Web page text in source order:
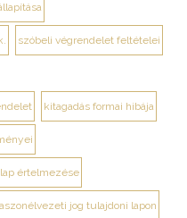
szóbeli végrendelet feltételei
kitagadás formai hibája
értelmezése
jog tulajdoni lapon